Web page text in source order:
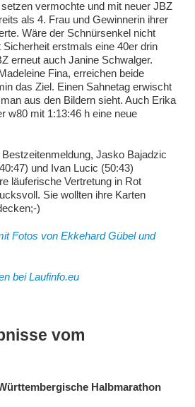
vermochte und mit neuer JBZ
als 4. Frau und Gewinnerin ihrer
Wäre der Schnürsenkel nicht
erstmals eine 40er drin
erneut auch Janine Schwalger.
Fina, erreichen beide
das Ziel. Einen Sahnetag erwischt
aus den Bildern sieht. Auch Erika
w80 mit 1:13:46 h eine neue
Jasko Bajadzic
und Ivan Lucic (50:43)
läuferische Vertretung in Rot
Sie wollten ihre Karten
)
Fotos von Ekkehard Gübel und
bei Laufinfo.eu
vom
Halbmarathon